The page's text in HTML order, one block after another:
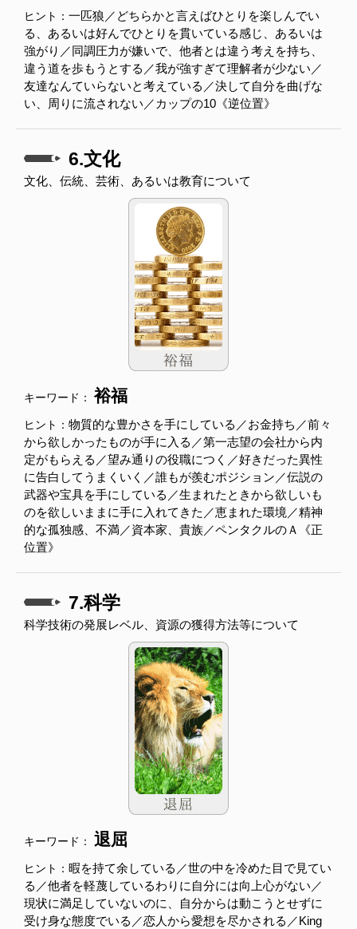
ヒント： 一匹狼／どちらかと言えばひとりを楽しんでい
る、あるいは好んでひとりを貫いている感じ、あるいは
強がり／同調圧力が嫌いで、他者とは違う考えを持ち、
違う道を歩もうとする／我が強すぎて理解者が少ない／
友達なんていらないと考えている／決して自分を曲げな
い、周りに流されない／カップの10《逆位置》
6.文化
文化、伝統、芸術、あるいは教育について
キーワード：裕福
ヒント： 物質的な豊かさを手にしている／お金持ち／前々
から欲しかったものが手に入る／第一志望の会社から内
定がもらえる／望み通りの役職につく／好きだった異性
に告白してうまくいく／誰もが羨むポジション／伝説の
武器や宝具を手にしている／生まれたときから欲しいも
のを欲しいままに手に入れてきた／恵まれた環境／精神
的な孤独感、不満／資本家、貴族／ペンタクルのＡ《正
位置》
7.科学
科学技術の発展レベル、資源の獲得方法等について
キーワード： 退屈
ヒント： 暇を持て余している／世の中を冷めた目で見てい
る／他者を軽蔑しているわりに自分には向上心がない／
現状に満足していないのに、自分からは動こうとせずに
受け身な態度でいる／恋人から愛想を尽かされる／King